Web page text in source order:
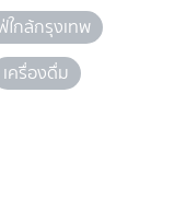
ใกล้กรุงเทพ
เครื่องดื่ม